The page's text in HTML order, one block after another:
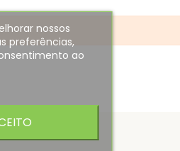
nossos
preferências,
ao